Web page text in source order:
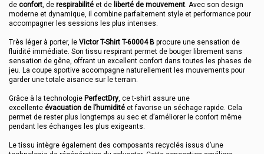
de confort, de respirabilité et de liberté de mouvement. Avec son design
moderne et dynamique, il combine parfaitement style et performance pour
accompagner les sessions les plus intenses.
Très léger à porter, le Victor T-Shirt T-60004 B procure une sensation de
fluidité immédiate. Son tissu respirant permet de bouger librement sans
sensation de gêne, offrant un excellent confort dans toutes les phases de
jeu. La coupe sportive accompagne naturellement les mouvements pour
garder une totale aisance sur le terrain.
Grâce à la technologie PerfectDry, ce t-shirt assure une
excellente évacuation de l’humidité et favorise un séchage rapide. Cela
permet de rester plus longtemps au sec et d’améliorer le confort même
pendant les échanges les plus exigeants.
Le tissu intègre également des composants recyclés issus d’une